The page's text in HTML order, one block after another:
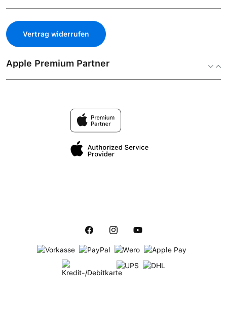
Vertrag widerrufen
Apple Premium Partner